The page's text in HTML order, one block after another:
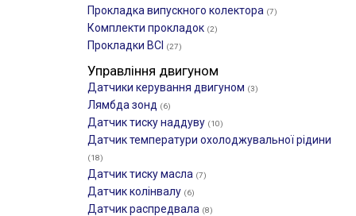
Прокладка випускного колектора (7)
Комплекти прокладок (2)
Прокладки ВСІ (27)
Управління двигуном
Датчики керування двигуном (3)
Лямбда зонд (6)
Датчик тиску наддуву (10)
Датчик температури охолоджувальної рідини
(18)
Датчик тиску масла (7)
Датчик колінвалу (6)
Датчик распредвала (8)